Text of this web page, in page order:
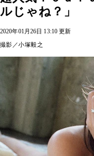
ルじゃね？」
2020年01月26日 13:10 更新
撮影／小塚毅之